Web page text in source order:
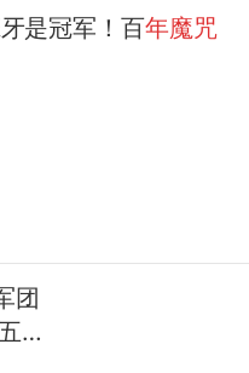
是冠军！百年魔咒
团
战